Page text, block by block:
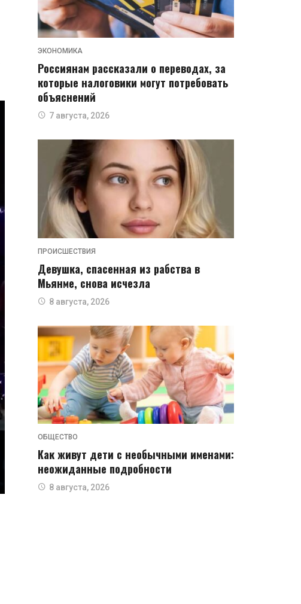
ЭКОНОМИКА
Россиянам рассказали о переводах, за
которые налоговики могут потребовать
объяснений
7 августа, 2026
ПРОИСШЕСТВИЯ
Девушка, спасенная из рабства в
Мьянме, снова исчезла
8 августа, 2026
ОБЩЕСТВО
Как живут дети с необычными именами:
неожиданные подробности
8 августа, 2026